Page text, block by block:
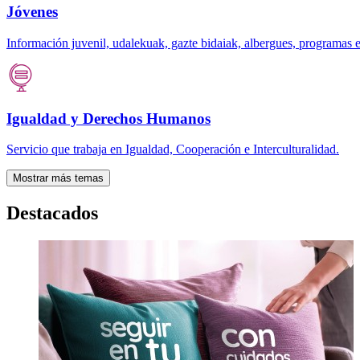
Jóvenes
Información juvenil, udalekuak, gazte bidaiak, albergues, programas
Igualdad y Derechos Humanos
Servicio que trabaja en Igualdad, Cooperación e Interculturalidad.
Mostrar más temas
Destacados